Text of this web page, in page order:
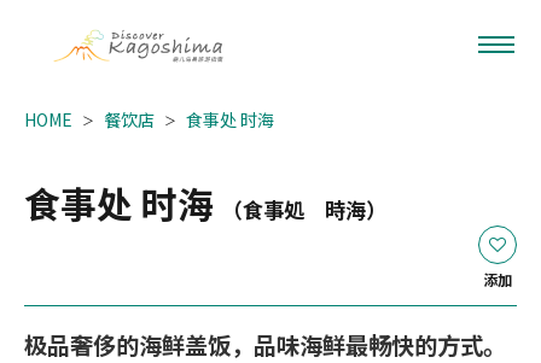
HOME 餐饮店 食事处 时海
食事处 时海 （食事処 時海）
添加
极品奢侈的海鲜盖饭，品味海鲜最畅快的方式。